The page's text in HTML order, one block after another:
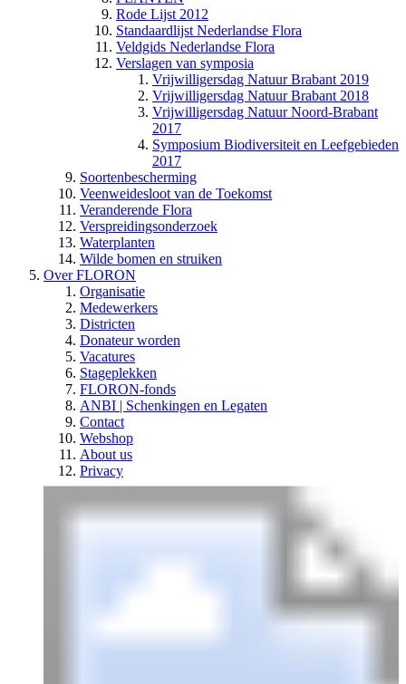
Rode Lijst 2012
Standaardlijst Nederlandse Flora
Veldgids Nederlandse Flora
Verslagen van symposia
Vrijwilligersdag Natuur Brabant 2019
Vrijwilligersdag Natuur Brabant 2018
Vrijwilligersdag Natuur Noord-Brabant
2017
Symposium Biodiversiteit en Leefgebieden
2017
Soortenbescherming
Veenweidesloot van de Toekomst
Veranderende Flora
Verspreidingsonderzoek
Waterplanten
Wilde bomen en struiken
Over FLORON
Organisatie
Medewerkers
Districten
Donateur worden
Vacatures
Stageplekken
FLORON-fonds
ANBI | Schenkingen en Legaten
Contact
Webshop
About us
Privacy